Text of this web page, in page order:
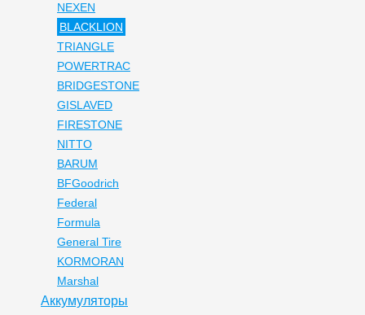
NEXEN
BLACKLION
TRIANGLE
POWERTRAC
BRIDGESTONE
GISLAVED
FIRESTONE
NITTO
BARUM
BFGoodrich
Federal
Formula
General Tire
KORMORAN
Marshal
Аккумуляторы